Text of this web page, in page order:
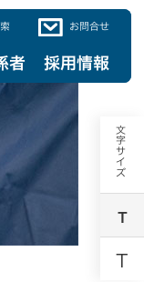
文字サイズ
T
T
者 採用情報
お問合せ